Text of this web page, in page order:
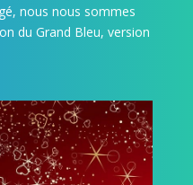
nous nous sommes
du Grand Bleu, version